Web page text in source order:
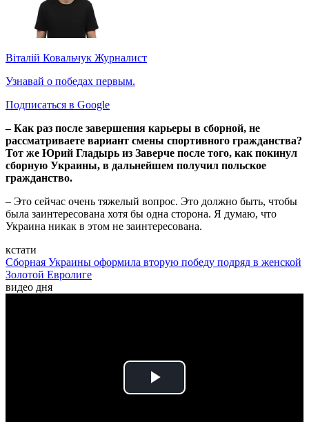
Віталій Ковальчук Журналист
Узнавай о победах первым.
Подписаться в Google
– Как раз после завершения карьеры в сборной, не
рассматриваете вариант смены спортивного гражданства?
Тот же Юрий Гладырь из Заверче после того, как покинул
сборную Украины, в дальнейшем получил польское
гражданство.
– Это сейчас очень тяжелый вопрос. Это должно быть, чтобы
была заинтересована хотя бы одна сторона. Я думаю, что
Украина никак в этом не заинтересована.
кстати
Сборная Украины оформила вторую победу подряд в женской
Золотой Евролиге
видео дня
Play